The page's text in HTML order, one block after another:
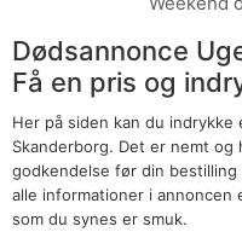
Dødsannonce
Få en pris og
Her på siden kan du
Skanderborg. Det er nemt
godkendelse før din
alle informationer i annoncen
som du synes er smuk.